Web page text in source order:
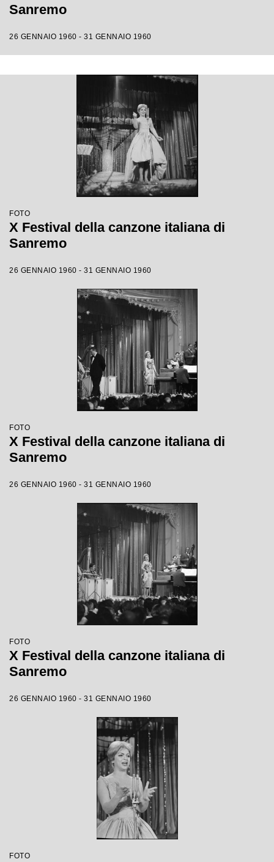
Sanremo
26 GENNAIO 1960 - 31 GENNAIO 1960
FOTO
X Festival della canzone italiana di
Sanremo
26 GENNAIO 1960 - 31 GENNAIO 1960
FOTO
X Festival della canzone italiana di
Sanremo
26 GENNAIO 1960 - 31 GENNAIO 1960
FOTO
X Festival della canzone italiana di
Sanremo
26 GENNAIO 1960 - 31 GENNAIO 1960
FOTO